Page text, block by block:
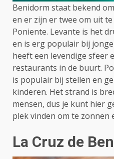
Benidorm staat bekend
en er zijn er twee om uit
Poniente. Levante is het
en is erg populair bij
heeft een levendige sfeer
restaurants in de buurt.
is populair bij stellen en
kinderen. Het strand is
mensen, dus je kunt hier
plek vinden om te zonnen
La Cruz de